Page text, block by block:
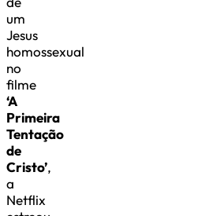
um
Jesus
homossexual
no
filme
‘A
Primeira
Tentação
de
Cristo’,
a
Netflix